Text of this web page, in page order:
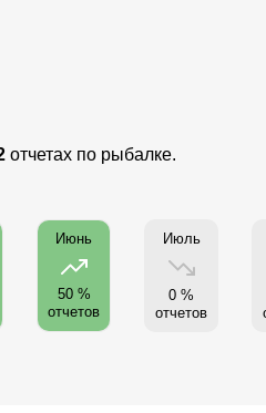
отчетах по рыбалке.
Июнь
50 %
отчетов
Июль
0 %
отчетов